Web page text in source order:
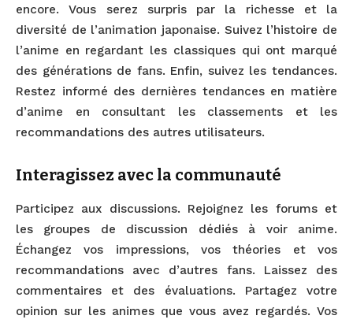
encore. Vous serez surpris par la richesse et la
diversité de l’animation japonaise. Suivez l’histoire de
l’anime en regardant les classiques qui ont marqué
des générations de fans. Enfin, suivez les tendances.
Restez informé des dernières tendances en matière
d’anime en consultant les classements et les
recommandations des autres utilisateurs.
Interagissez avec la communauté
Participez aux discussions. Rejoignez les forums et
les groupes de discussion dédiés à voir anime.
Échangez vos impressions, vos théories et vos
recommandations avec d’autres fans. Laissez des
commentaires et des évaluations. Partagez votre
opinion sur les animes que vous avez regardés. Vos